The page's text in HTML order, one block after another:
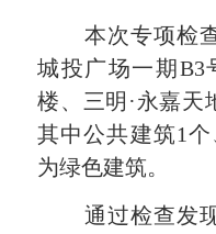
本次专项检
城投广场一期B3
楼、三明·永嘉天
其中公共建筑1个
为绿色建筑。
通过检查发